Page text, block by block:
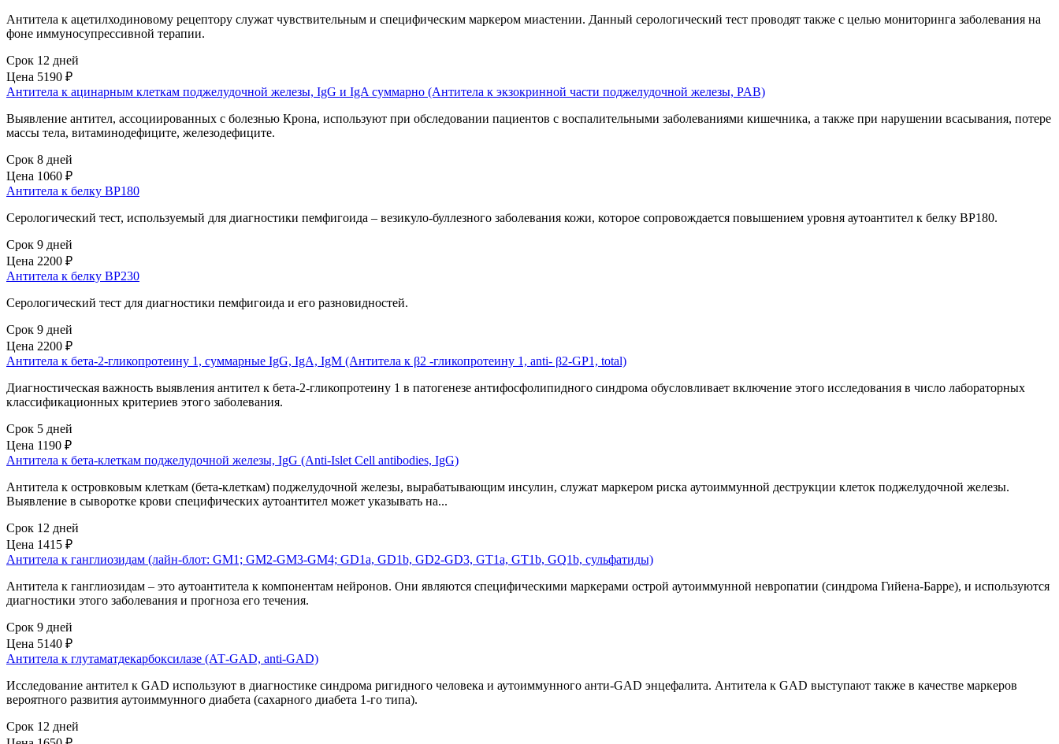
Антитела к ацетилходиновому рецептору служат чувствительным и специфическим маркером миастении. Данный серологический тест проводят также с целью мониторинга заболевания на
фоне иммуносупрессивной терапии.
Срок 12 дней
Цена 5190 ₽
Антитела к ацинарным клеткам поджелудочной железы, IgG и IgA суммарно (Антитела к экзокринной части поджелудочной железы, PAB)
Выявление антител, ассоциированных с болезнью Крона, используют при обследовании пациентов с воспалительными заболеваниями кишечника, а также при нарушении всасывания, потере
массы тела, витаминодефиците, железодефиците.
Срок 8 дней
Цена 1060 ₽
Антитела к белку BP180
Серологический тест, используемый для диагностики пемфигоида – везикуло-буллезного заболевания кожи, которое сопровождается повышением уровня аутоантител к белку BP180.
Срок 9 дней
Цена 2200 ₽
Антитела к белку BP230
Серологический тест для диагностики пемфигоида и его разновидностей.
Срок 9 дней
Цена 2200 ₽
Антитела к бета-2-гликопротеину 1, суммарные IgG, IgA, IgM (Антитела к β2 -гликопротеину 1, anti- β2-GР1, total)
Диагностическая важность выявления антител к бета-2-гликопротеину 1 в патогенезе антифосфолипидного синдрома обусловливает включение этого исследования в число лабораторных
классификационных критериев этого заболевания.
Срок 5 дней
Цена 1190 ₽
Антитела к бета-клеткам поджелудочной железы, IgG (Anti-Islet Cell antibodies, IgG)
Антитела к островковым клеткам (бета-клеткам) поджелудочной железы, вырабатывающим инсулин, служат маркером риска аутоиммунной деструкции клеток поджелудочной железы.
Выявление в сыворотке крови специфических аутоантител может указывать на...
Срок 12 дней
Цена 1415 ₽
Антитела к ганглиозидам (лайн-блот: GM1; GM2-GM3-GM4; GD1a, GD1b, GD2-GD3, GT1a, GT1b, GQ1b, сульфатиды)
Антитела к ганглиозидам – это аутоантитела к компонентам нейронов. Они являются специфическими маркерами острой аутоиммунной невропатии (синдрома Гийена-Барре), и используются
диагностики этого заболевания и прогноза его течения.
Срок 9 дней
Цена 5140 ₽
Антитела к глутаматдекарбоксилазе (АТ-GAD, anti-GAD)
Исследование антител к GAD используют в диагностике синдрома ригидного человека и аутоиммунного анти-GAD энцефалита. Антитела к GAD выступают также в качестве маркеров
вероятного развития аутоиммунного диабета (сахарного диабета 1-го типа).
Срок 12 дней